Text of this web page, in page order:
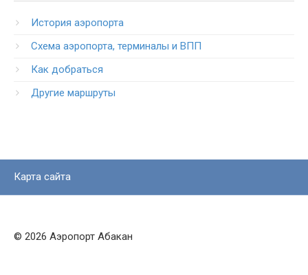
История аэропорта
Схема аэропорта, терминалы и ВПП
Как добраться
Другие маршруты
Карта сайта
© 2026 Аэропорт Абакан